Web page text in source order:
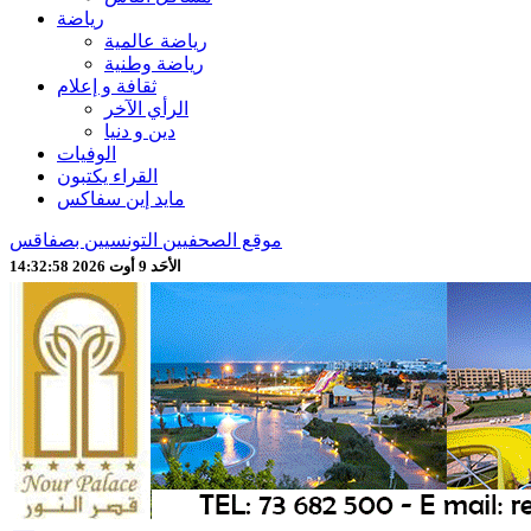
رياضة
رياضة عالمية
رياضة وطنية
ثقافة و إعلام
الرأي الآخر
دين و دنيا
الوفيات
القراء يكتبون
مايد إين سفاكس
موقع الصحفيين التونسيين بصفاقس
الأحَد 9 أوت 2026 14:33:00